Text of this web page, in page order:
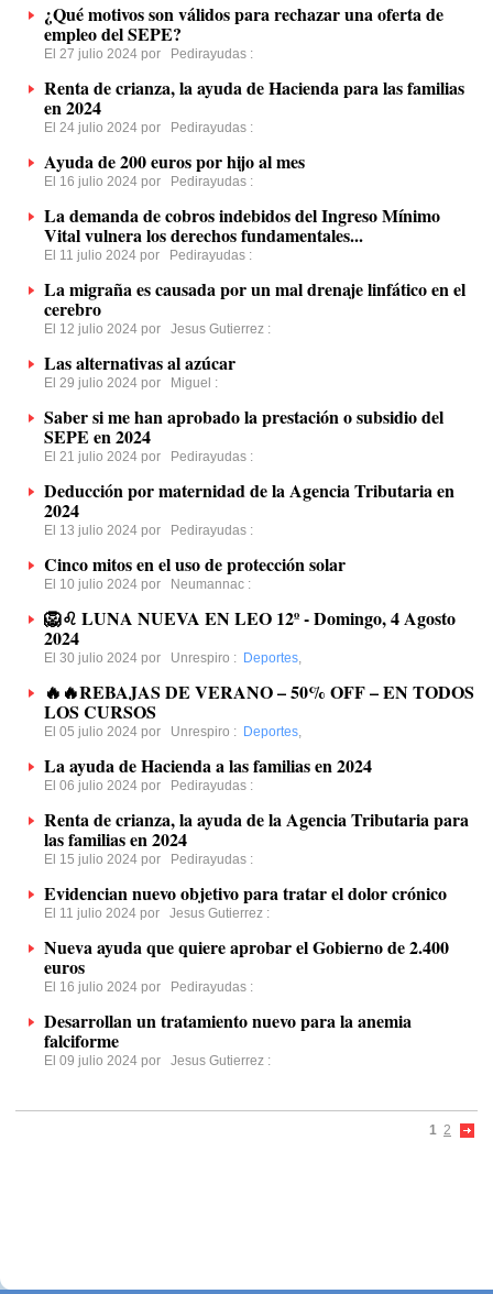
¿Qué motivos son válidos para rechazar una oferta de
empleo del SEPE?
El 27 julio 2024 por Pedirayudas :
Renta de crianza, la ayuda de Hacienda para las familias
en 2024
El 24 julio 2024 por Pedirayudas :
Ayuda de 200 euros por hijo al mes
El 16 julio 2024 por Pedirayudas :
La demanda de cobros indebidos del Ingreso Mínimo
Vital vulnera los derechos fundamentales...
El 11 julio 2024 por Pedirayudas :
La migraña es causada por un mal drenaje linfático en el
cerebro
El 12 julio 2024 por Jesus Gutierrez :
Las alternativas al azúcar
El 29 julio 2024 por Miguel :
Saber si me han aprobado la prestación o subsidio del
SEPE en 2024
El 21 julio 2024 por Pedirayudas :
Deducción por maternidad de la Agencia Tributaria en
2024
El 13 julio 2024 por Pedirayudas :
Cinco mitos en el uso de protección solar
El 10 julio 2024 por Neumannac :
🦁♌️ LUNA NUEVA EN LEO 12º - Domingo, 4 Agosto
2024
El 30 julio 2024 por Unrespiro : Deportes,
🔥🔥REBAJAS DE VERANO – 50% OFF – EN TODOS
LOS CURSOS
El 05 julio 2024 por Unrespiro : Deportes,
La ayuda de Hacienda a las familias en 2024
El 06 julio 2024 por Pedirayudas :
Renta de crianza, la ayuda de la Agencia Tributaria para
las familias en 2024
El 15 julio 2024 por Pedirayudas :
Evidencian nuevo objetivo para tratar el dolor crónico
El 11 julio 2024 por Jesus Gutierrez :
Nueva ayuda que quiere aprobar el Gobierno de 2.400
euros
El 16 julio 2024 por Pedirayudas :
Desarrollan un tratamiento nuevo para la anemia
falciforme
El 09 julio 2024 por Jesus Gutierrez :
1 2